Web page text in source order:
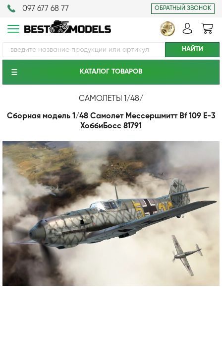
097 677 68 77 ОБРАТНЫЙ ЗВОНОК
КАТАЛОГ ТОВАРОВ
САМОЛЕТЫ 1/48/
Сборная модель 1/48 Самолет Мессершмитт Bf 109 E-3
ХоббиБосс 81791